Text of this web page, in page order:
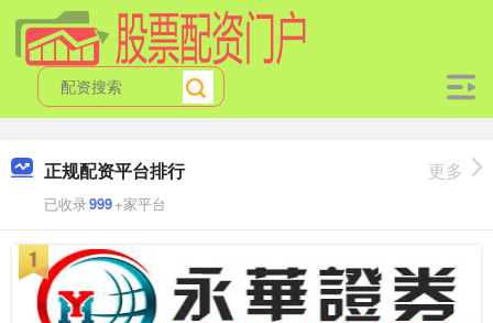
正规配资平台排行
已收录999+家平台
更多